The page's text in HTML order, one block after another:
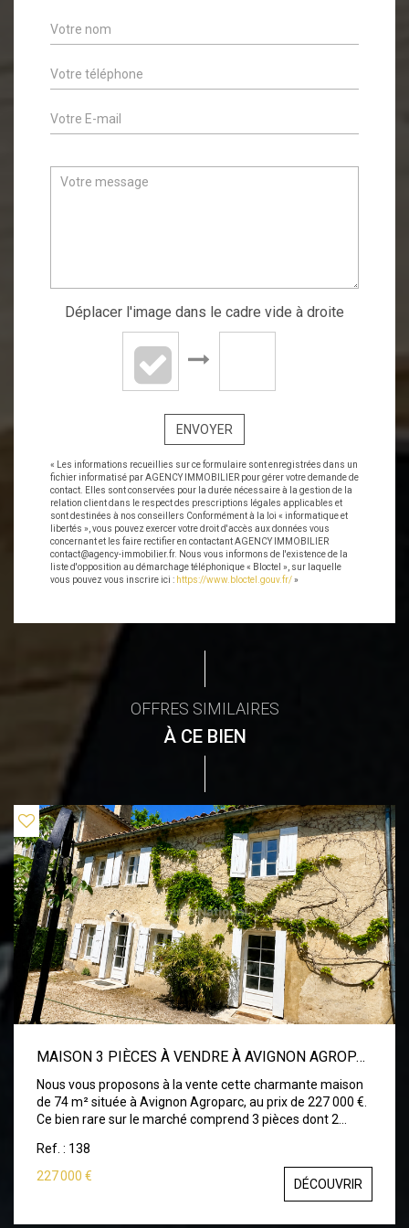
Déplacer l'image dans le cadre vide à droite
ENVOYER
« Les informations recueillies sur ce formulaire sont enregistrées dans un
fichier informatisé par AGENCY IMMOBILIER pour gérer votre demande de
contact. Elles sont conservées pour la durée nécessaire à la gestion de la
relation client dans le respect des prescriptions légales applicables et
sont destinées à nos conseillers Conformément à la loi « informatique et
libertés », vous pouvez exercer votre droit d'accès aux données vous
concernant et les faire rectifier en contactant AGENCY IMMOBILIER
contact@agency-immobilier.fr. Nous vous informons de l'existence de la
liste d'opposition au démarchage téléphonique « Bloctel », sur laquelle
vous pouvez vous inscrire ici : https://www.bloctel.gouv.fr/»
OFFRES SIMILAIRES
À CE BIEN
MAISON 3 PIÈCES À VENDRE À AVIGNON AGROPARC
Nous vous proposons à la vente cette charmante maison
de 74 m² située à Avignon Agroparc, au prix de 227 000 €.
Ce bien rare sur le marché comprend 3 pièces dont 2
d'eau et un WC . La maison bénéficie de fenêtres en bois
double vitrage, assurant une bonne isolation thermique et
phonique. Vous disposerez également d'une place de
parking privée. La surface loi Carrez est de 70 m², offrant
un espace de vie confortable et fonctionnel. Située dans
Ref. : 138
227 000 €
DÉCOUVRIR